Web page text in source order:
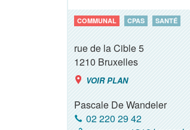
COMMUNAL CPAS SANTÉ
rue de la Cible 5
1210Bruxelles
VOIR PLAN
Pascale De Wandeler
02 220 29 42